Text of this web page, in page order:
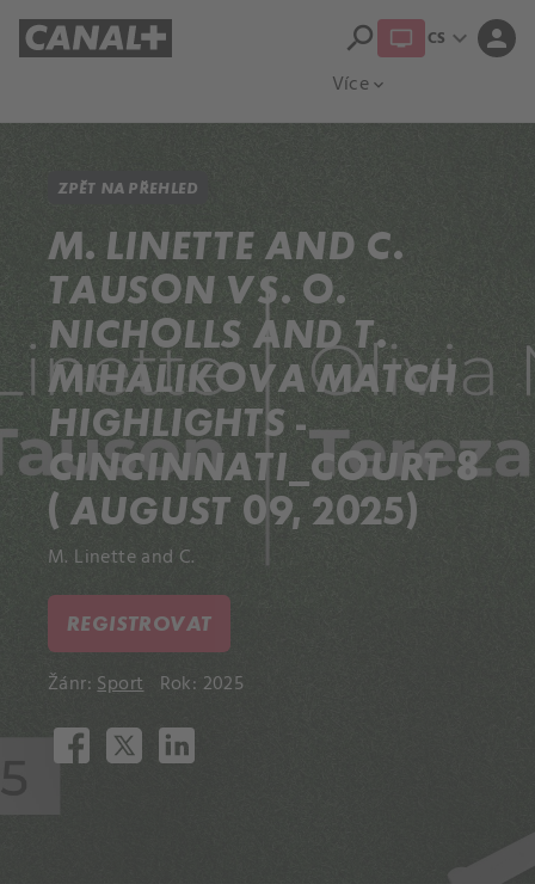
Více expand_more
search CS expand_more person
ZPĚT NA PŘEHLED
M. LINETTE AND C.
TAUSON VS. O.
NICHOLLS AND T.
MIHALIKOVA MATCH
HIGHLIGHTS -
CINCINNATI_COURT 8
( AUGUST 09, 2025)
M. Linette and C.
REGISTROVAT
Žánr:Sport Rok: 2025